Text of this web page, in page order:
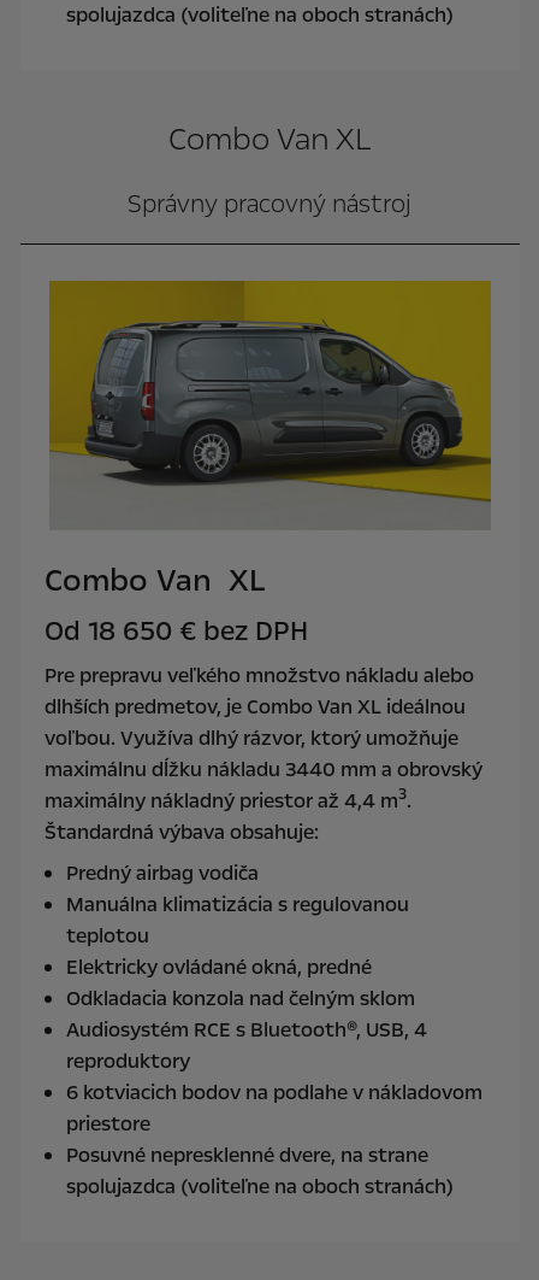
spolujazdca (voliteľne na oboch stranách)
Combo Van XL
Správny pracovný nástroj
Combo Van XL
Od 18 650 € bez DPH
Pre prepravu veľkého množstvo nákladu alebo
dlhších predmetov, je Combo Van XL ideálnou
voľbou. Využíva dlhý rázvor, ktorý umožňuje
maximálnu dĺžku nákladu 3440 mm a obrovský
maximálny nákladný priestor až 4,4 m3.
Štandardná výbava obsahuje:
Predný airbag vodiča
Manuálna klimatizácia s regulovanou
teplotou
Elektricky ovládané okná, predné
Odkladacia konzola nad čelným sklom
Audiosystém RCE s Bluetooth®, USB, 4
reproduktory
6 kotviacich bodov na podlahe v nákladovom
priestore
Posuvné nepresklenné dvere, na strane
spolujazdca (voliteľne na oboch stranách)